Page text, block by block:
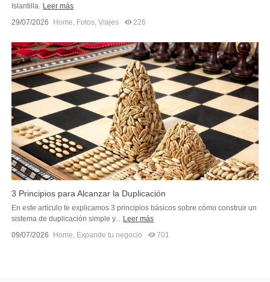
Islantilla.
Leer más
29/07/2026
Home Fotos ,Viajes 226
3 Principios para Alcanzar la Duplicación
En este artículo te explicamos 3 principios básicos sobre cómo construir un
sistema de duplicación simple y...
Leer más
09/07/2026
Home Expande tu negocio 701